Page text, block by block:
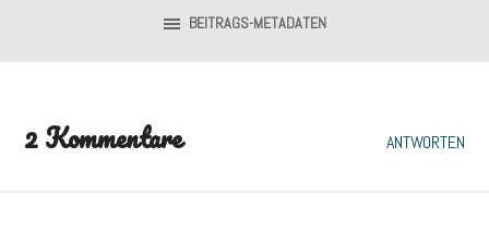
BEITRAGS-METADATEN
2 Kommentare ANTWORTEN